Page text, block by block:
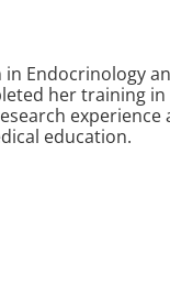
Endocrinology
her training
education.